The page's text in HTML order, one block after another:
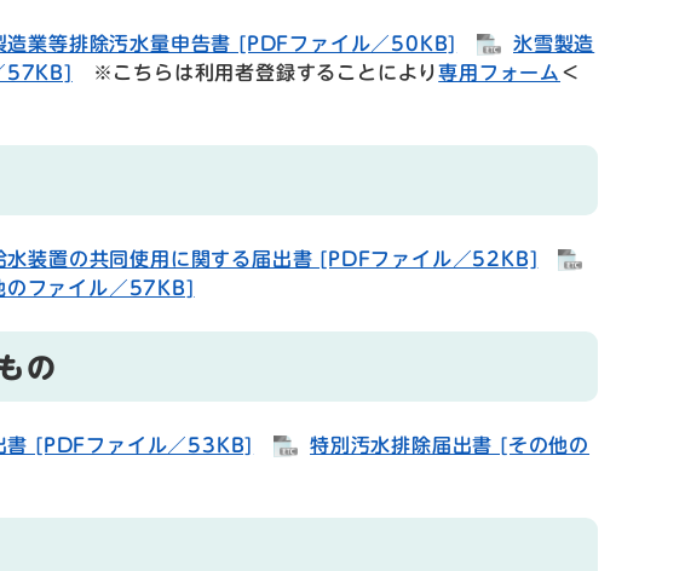
造業等排除汚水量申告書 [PDFファイル／50KB]
氷雪製造
57KB]
※こちらは利用者登録することにより専用フォーム ＜
水装置の共同使用に関する届出書 [PDFファイル／52KB]
のファイル／57KB]
の
書 [PDFファイル／53KB]
特別汚水排除届出書 [その他の